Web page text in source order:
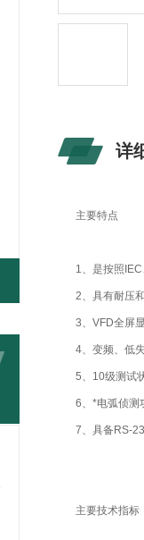
详
主要特点
1、是按照
2、具有耐压
3、VFD全屏
4、变频、低
5、10级测试
6、*电弧侦测
7、具备RS-
主要技术指标